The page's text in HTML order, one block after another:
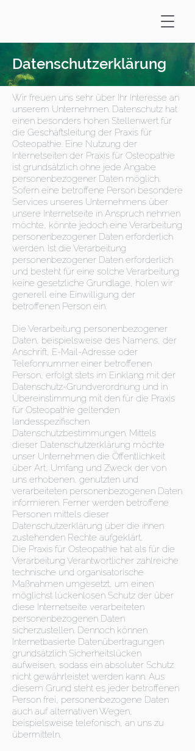
Datenschutzerklärung
Wir freuen uns sehr über Ihr Interesse an
unserem Unternehmen. Datenschutz hat
einen besonders hohen Stellenwert für
die Geschäftsleitung der Praxis für
Osteopathie. Eine Nutzung der
Internetseiten der Praxis für Osteopathie
ist grundsätzlich ohne jede Angabe
personenbezogener Daten möglich.
Sofern eine betroffene Person besondere
Services unseres Unternehmens über
unsere Internetseite in Anspruch nehmen
möchte, könnte jedoch eine Verarbeitung
personenbezogener Daten erforderlich
werden. Ist die Verarbeitung
personenbezogener Daten erforderlich
und besteht für eine solche Verarbeitung
keine gesetzliche Grundlage, holen wir
generell eine Einwilligung der
betroffenen Person ein.
Die Verarbeitung personenbezogener
Daten, beispielsweise des Namens, der
Anschrift, E-Mail-Adresse oder
Telefonnummer einer betroffenen
Person, erfolgt stets im Einklang mit der
Datenschutz-Grundverordnung und in
Übereinstimmung mit den für die Praxis
für Osteopathie geltenden
landesspezifischen
Datenschutzbestimmungen. Mittels
dieser Datenschutzerklärung möchte
unser Unternehmen die Öffentlichkeit
über Art, Umfang und Zweck der von
uns erhobenen, genutzten und
verarbeiteten personenbezogenen Daten
informieren. Ferner werden betroffene
Personen mittels dieser
Datenschutzerklärung über die ihnen
zustehenden Rechte aufgeklärt.
Die Praxis für Osteopathie hat als für die
Verarbeitung Verantwortlicher zahlreiche
technische und organisatorische
Maßnahmen umgesetzt, um einen
möglichst lückenlosen Schutz der über
diese Internetseite verarbeiteten
personenbezogenen Daten
sicherzustellen. Dennoch können
Internetbasierte Datenübertragungen
grundsätzlich Sicherheitslücken
aufweisen, sodass ein absoluter Schutz
nicht gewährleistet werden kann. Aus
diesem Grund steht es jeder betroffenen
Person frei, personenbezogene Daten
auch auf alternativen Wegen,
beispielsweise telefonisch, an uns zu
übermitteln.